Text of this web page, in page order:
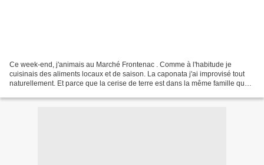
Ce week-end, j'animais au Marché Frontenac . Comme à l'habitude je
cuisinais des aliments locaux et de saison. La caponata j'ai improvisé tout
naturellement. Et parce que la cerise de terre est dans la même famille que